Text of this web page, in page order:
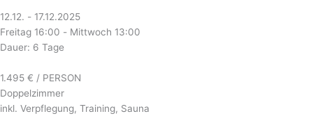
12.12. - 17.12.2025
Freitag 16:00 - Mittwoch 13:00
Dauer: 6 Tage
1.495 € / PERSON
Doppelzimmer
inkl. Verpflegung, Training, Sauna